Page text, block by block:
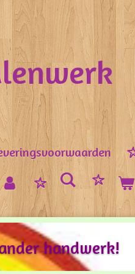
handwerk!